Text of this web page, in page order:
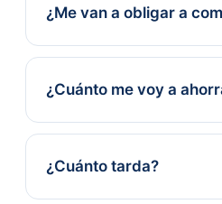
¿Me van a obligar a
¿Cuánto me voy a
¿Cuánto tarda?